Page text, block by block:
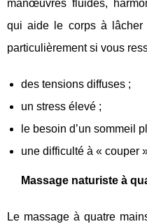
manœuvres fluides,
qui aide le corps à lâcher
particulièrement si vous
des tensions diffuses ;
un stress élevé ;
le besoin d’un sommeil
une difficulté à « couper
Massage naturiste à
Le massage à quatre